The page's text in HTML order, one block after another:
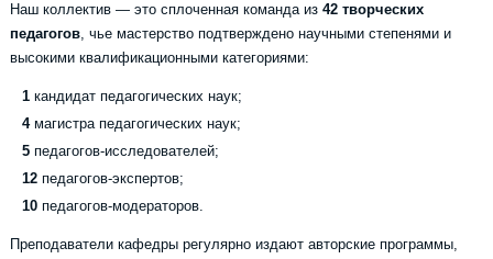
Наш коллектив — это сплоченная команда из42 творческих
педагогов, чье мастерство подтверждено научными степенями и
высокими квалификационными категориями:
1 кандидат педагогических наук;
4магистра педагогических наук;
5 педагогов-исследователей;
12 педагогов-экспертов;
10 педагогов-модераторов.
Преподаватели кафедры регулярно издают авторские программы,